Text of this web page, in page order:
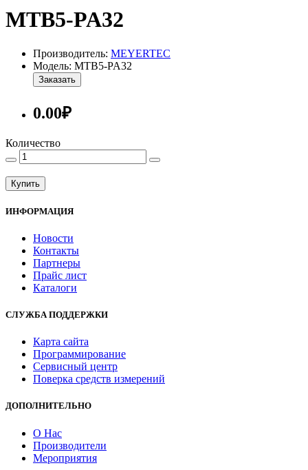
MTB5-PA32
Производитель: MEYERTEC
Модель: MTB5-PA32
Заказать
0.00₽
Количество
Купить
ИНФОРМАЦИЯ
Новости
Контакты
Партнеры
Прайс лист
Каталоги
СЛУЖБА ПОДДЕРЖКИ
Карта сайта
Программирование
Сервисный центр
Поверка средств измерений
ДОПОЛНИТЕЛЬНО
О Нас
Производители
Мероприятия